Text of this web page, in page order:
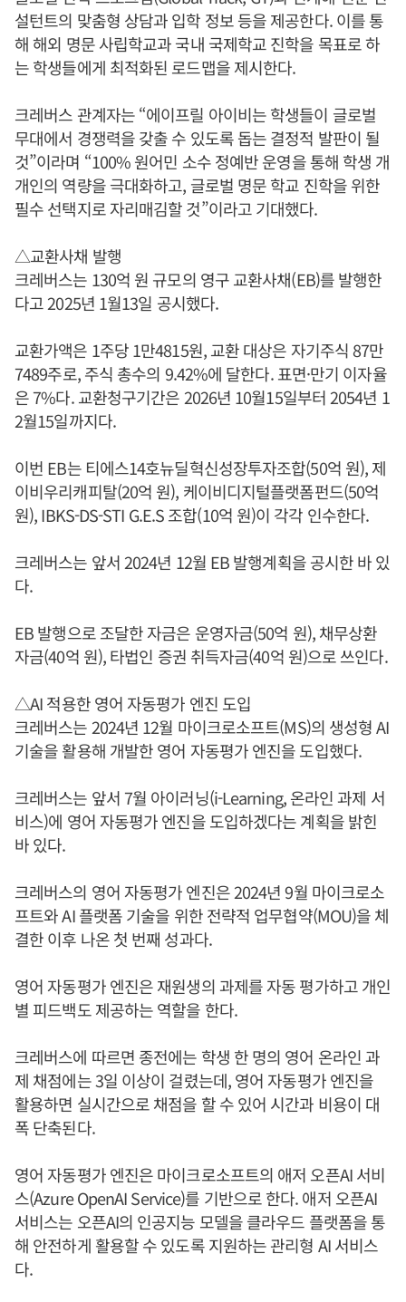
설턴트의 맞춤형 상담과 입학 정보 등을 제공한다. 이를 통
해 해외 명문 사립학교과 국내 국제학교 진학을 목표로 하
는 학생들에게 최적화된 로드맵을 제시한다.
크레버스 관계자는 “에이프릴 아이비는 학생들이 글로벌
무대에서 경쟁력을 갖출 수 있도록 돕는 결정적 발판이 될
것”이라며 “100% 원어민 소수 정예반 운영을 통해 학생 개
개인의 역량을 극대화하고, 글로벌 명문 학교 진학을 위한
필수 선택지로 자리매김할 것”이라고 기대했다.
△교환사채 발행
크레버스는 130억 원 규모의 영구 교환사채(EB)를 발행한
다고 2025년 1월13일 공시했다.
교환가액은 1주당 1만4815원, 교환 대상은 자기주식 87만
7489주로, 주식 총수의 9.42%에 달한다. 표면·만기 이자율
은 7%다. 교환청구기간은 2026년 10월15일부터 2054년 1
2월15일까지다.
이번 EB는 티에스14호뉴딜혁신성장투자조합(50억 원), 제
이비우리캐피탈(20억 원), 케이비디지털플랫폼펀드(50억
원), IBKS-DS-STI G.E.S 조합(10억 원)이 각각 인수한다.
크레버스는 앞서 2024년 12월 EB 발행계획을 공시한 바 있
다.
EB 발행으로 조달한 자금은 운영자금(50억 원), 채무상환
자금(40억 원), 타법인 증권 취득자금(40억 원)으로 쓰인다.
△AI 적용한 영어 자동평가 엔진 도입
크레버스는 2024년 12월 마이크로소프트(MS)의 생성형 AI
기술을 활용해 개발한 영어 자동평가 엔진을 도입했다.
크레버스는 앞서 7월 아이러닝(i-Learning, 온라인 과제 서
비스)에 영어 자동평가 엔진을 도입하겠다는 계획을 밝힌
바 있다.
크레버스의 영어 자동평가 엔진은 2024년 9월 마이크로소
프트와 AI 플랫폼 기술을 위한 전략적 업무협약(MOU)을 체
결한 이후 나온 첫 번째 성과다.
영어 자동평가 엔진은 재원생의 과제를 자동 평가하고 개인
별 피드백도 제공하는 역할을 한다.
크레버스에 따르면 종전에는 학생 한 명의 영어 온라인 과
제 채점에는 3일 이상이 걸렸는데, 영어 자동평가 엔진을
활용하면 실시간으로 채점을 할 수 있어 시간과 비용이 대
폭 단축된다.
영어 자동평가 엔진은 마이크로소프트의 애저 오픈AI 서비
스(Azure OpenAI Service)를 기반으로 한다. 애저 오픈AI
서비스는 오픈AI의 인공지능 모델을 클라우드 플랫폼을 통
해 안전하게 활용할 수 있도록 지원하는 관리형 AI 서비스
다.